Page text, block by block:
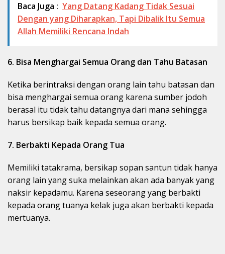
Baca Juga : Yang Datang Kadang Tidak Sesuai
Dengan yang Diharapkan, Tapi Dibalik Itu Semua
Allah Memiliki Rencana Indah
6. Bisa Menghargai Semua Orang dan Tahu Batasan
Ketika berintraksi dengan orang lain tahu batasan dan
bisa menghargai semua orang karena sumber jodoh
berasal itu tidak tahu datangnya dari mana sehingga
harus bersikap baik kepada semua orang.
7. Berbakti Kepada Orang Tua
Memiliki tatakrama, bersikap sopan santun tidak hanya
orang lain yang suka melainkan akan ada banyak yang
naksir kepadamu. Karena seseorang yang berbakti
kepada orang tuanya kelak juga akan berbakti kepada
mertuanya.